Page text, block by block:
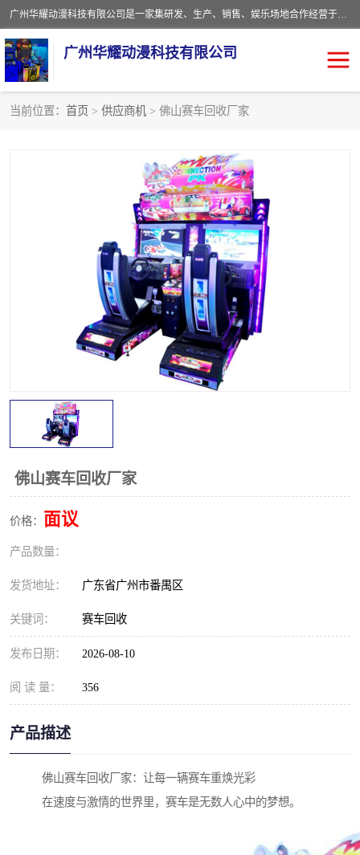
广州华耀动漫科技有限公司是一家集研发、生产、销售、娱乐场地合作经营于一体的动漫游戏公司。本公司拥有一支年轻化集研发生产到售后服务的队伍，及时地为客户提供、赚钱的产品。本公司以雄厚的实力、合理的价格、优良的服务与多家企业建立了长期的合作关系。热诚欢迎各界前来参观、考察、洽谈业务。目前公司经营的产品有：各种捕渔游戏机系列，大型模拟机系列、轮盘机系列、连线机系列、框体机系列、玛莉机系列等。
广州华耀动漫科技有限公司
当前位置： 首页 > 供应商机 > 佛山赛车回收厂家
佛山赛车回收厂家
价格： 面议
产品数量：
发货地址： 广东省广州市番禺区
关键词： 赛车回收
发布日期： 2026-08-10
阅 读 量： 356
产品描述
佛山赛车回收厂家：让每一辆赛车重焕光彩
在速度与激情的世界里，赛车是无数人心中的梦想。
电玩城回收
儿童机回收
*机回收